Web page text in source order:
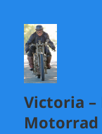
Victoria –